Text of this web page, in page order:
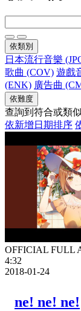
依類別
日本流行音樂
歌曲 (COV) 遊戲
(ENK) 廣告曲
依難度
查詢到符合或類
依新增日期排序
OFFICIAL FULL
4:32
2018-01-24
ne! ne! ne!